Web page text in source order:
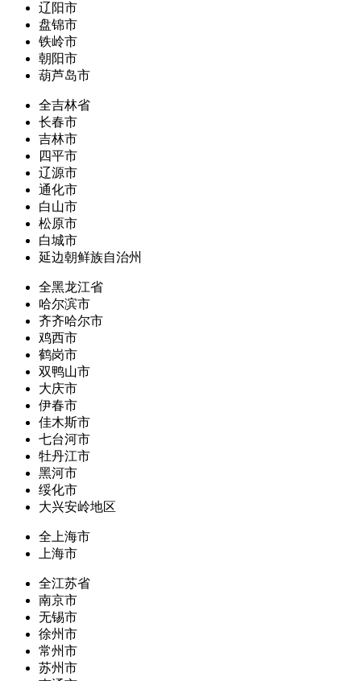
辽阳市
盘锦市
铁岭市
朝阳市
葫芦岛市
全吉林省
长春市
吉林市
四平市
辽源市
通化市
白山市
松原市
白城市
延边朝鲜族自治州
全黑龙江省
哈尔滨市
齐齐哈尔市
鸡西市
鹤岗市
双鸭山市
大庆市
伊春市
佳木斯市
七台河市
牡丹江市
黑河市
绥化市
大兴安岭地区
全上海市
上海市
全江苏省
南京市
无锡市
徐州市
常州市
苏州市